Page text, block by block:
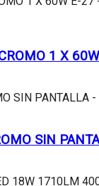
1 X
SIN